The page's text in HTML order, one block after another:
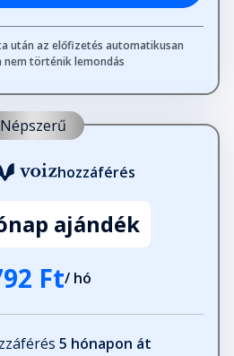
után az előfizetés automatikusan
nem történik lemondás
Népszerű
hozzáférés
ajándék
Ft/ hó
5 hónapon át